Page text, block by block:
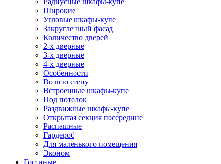
Радиусные шкафы-купе
Широкие
Угловые шкафы-купе
Закругленный фасад
Количество дверей
2-х дверные
3-х дверные
4-х дверные
Особенности
Во всю стену
Встроенные шкафы-купе
Под потолок
Раздвижные шкафы-купе
Открытая секция посередине
Распашные
Гардероб
Для маленького помещения
Эконом
Гостиные